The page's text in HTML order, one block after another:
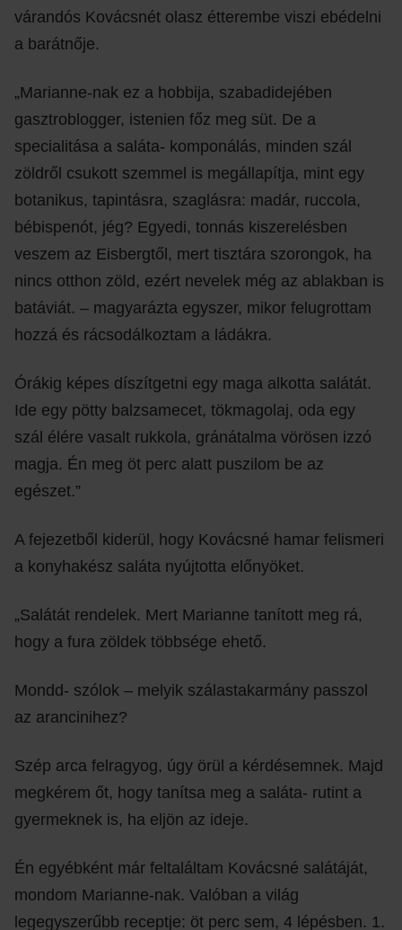
várandós Kovácsnét olasz étterembe viszi ebédelni
a barátnője.
„Marianne-nak ez a hobbija, szabadidejében
gasztroblogger, istenien főz meg süt. De a
specialitása a saláta- komponálás, minden szál
zöldről csukott szemmel is megállapítja, mint egy
botanikus, tapintásra, szaglásra: madár, ruccola,
bébispenót, jég? Egyedi, tonnás kiszerelésben
veszem az Eisbergtől, mert tisztára szorongok, ha
nincs otthon zöld, ezért nevelek még az ablakban is
batáviát. – magyarázta egyszer, mikor felugrottam
hozzá és rácsodálkoztam a ládákra.
Órákig képes díszítgetni egy maga alkotta salátát.
Ide egy pötty balzsamecet, tökmagolaj, oda egy
szál élére vasalt rukkola, gránátalma vörösen izzó
magja. Én meg öt perc alatt puszilom be az
egészet.”
A fejezetből kiderül, hogy Kovácsné hamar felismeri
a konyhakész saláta nyújtotta előnyöket.
„Salátát rendelek. Mert Marianne tanított meg rá,
hogy a fura zöldek többsége ehető.
Mondd- szólok – melyik szálastakarmány passzol
az arancinihez?
Szép arca felragyog, úgy örül a kérdésemnek. Majd
megkérem őt, hogy tanítsa meg a saláta- rutint a
gyermeknek is, ha eljön az ideje.
Én egyébként már feltaláltam Kovácsné salátáját,
mondom Marianne-nak. Valóban a világ
legegyszerűbb receptje: öt perc sem, 4 lépésben. 1.